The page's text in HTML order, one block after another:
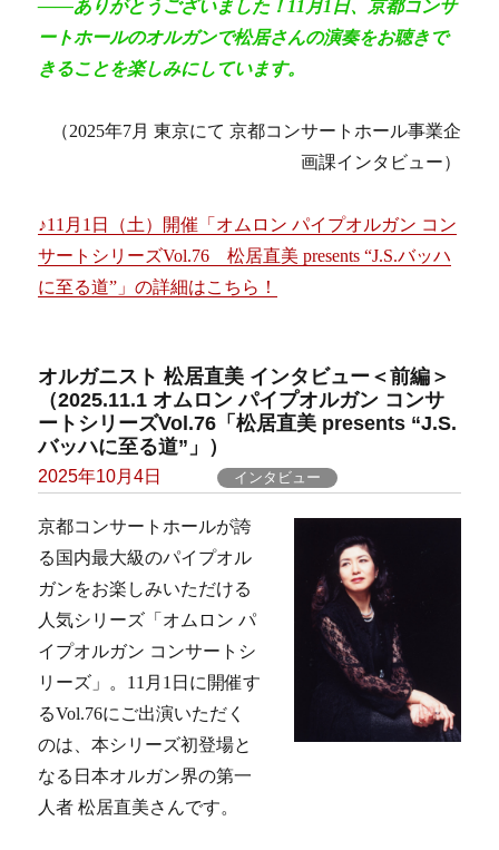
――ありがとうございました！11月1日、京都コンサ
ートホールのオルガンで松居さんの演奏をお聴きで
きることを楽しみにしています。
（2025年7月 東京にて 京都コンサートホール事業企
画課インタビュー）
♪11月1日（土）開催「オムロン パイプオルガン コン
サートシリーズVol.76 松居直美 presents “J.S.バッハ
に至る道”」の詳細はこちら！
オルガニスト 松居直美 インタビュー＜前編＞
（2025.11.1 オムロン パイプオルガン コンサ
ートシリーズVol.76「松居直美 presents “J.S.
バッハに至る道”」）
Posted
2025年10月4日 インタビュー
京都コンサートホールが誇
る国内最大級のパイプオル
ガンをお楽しみいただける
人気シリーズ「オムロン パ
イプオルガン コンサートシ
リーズ」。 11月1日に開催す
るVol.76にご出演いただく
のは、本シリーズ初登場と
なる日本オルガン界の第一
人者 松居直美さんです。